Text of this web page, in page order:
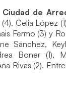
Ciudad de
Celia López
Fermo (3) y
Sánchez,
Boner (1),
Rivas (2).